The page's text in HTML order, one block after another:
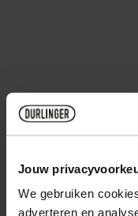
Jouw
We gebruiken
adverteren en